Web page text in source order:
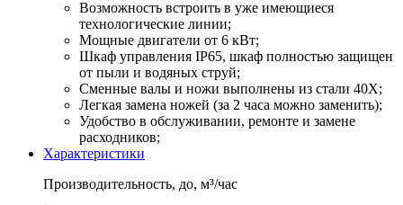
Возможность встроить в уже имеющиеся
технологические линии;
Мощные двигатели от 6 кВт;
Шкаф управления IP65, шкаф полностью защищен
от пыли и водяных струй;
Сменные валы и ножи выполнены из стали 40Х;
Легкая замена ножей (за 2 часа можно заменить);
Удобство в обслуживании, ремонте и замене
расходников;
Характеристики
Производительность, до, м³/час